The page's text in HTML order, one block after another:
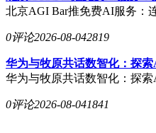
北京AGI Bar推免费AI服务：
0评论2026-08-042819
华为与牧原共话数智化：探
华为与牧原共话数智化：探
0评论2026-08-041841